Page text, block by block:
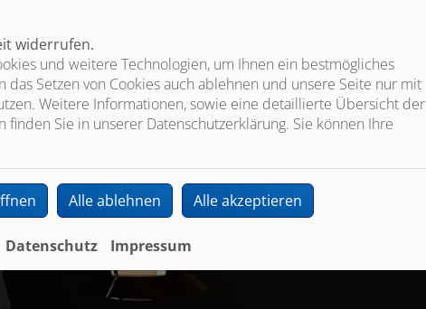
widerrufen.
und weitere Technologien, um Ihnen ein bestmögliches
Setzen von Cookies auch ablehnen und unsere Seite nur mit
Weitere Informationen, sowie eine detaillierte Übersicht der
finden Sie in unserer Datenschutzerklärung. Sie können Ihre
Alle ablehnen Alle akzeptieren
Datenschutz Impressum